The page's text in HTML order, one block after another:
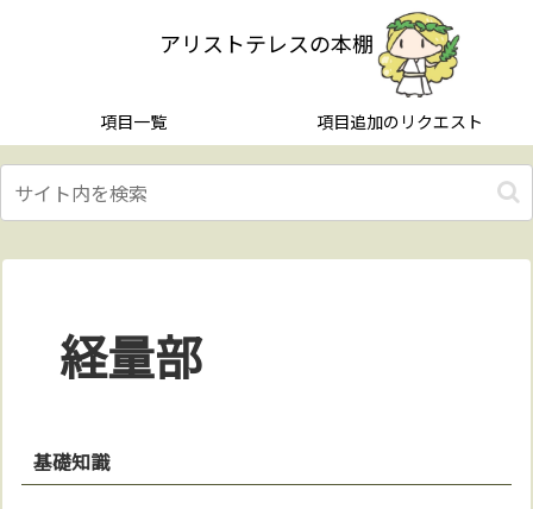
アリストテレスの本棚
項目一覧 項目追加のリクエスト
経量部
基礎知識